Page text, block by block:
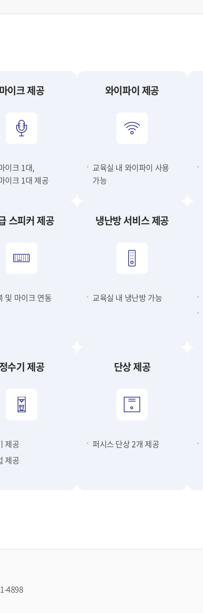
마이크 제공
이크 1대,
이크 1대 제공
와이파이 제공
교육실 내 와이파이 사용
가능
스피커 제공
및 마이크 연동
냉난방 서비스 제공
교육실 내 냉난방 가능
정수기 제공
제공
제공
단상 제공
퍼시스 단상 2개 제공
4898